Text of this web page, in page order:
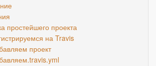
простейшего проекта
на Travis
проект